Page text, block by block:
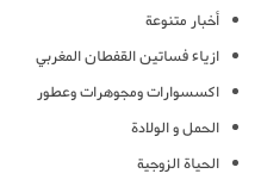
أخبار متنوعة
ازياء فساتين القفطان المغربي
اكسسوارات ومجوهرات وعطور
الحمل و الولادة
الحياة الزوجية